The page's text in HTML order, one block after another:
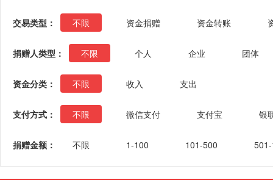
交易类型： 不限 资金捐赠 资金转账
捐赠人类型： 不限 个人 企业 团体
资金分类： 不限 收入 支出
支付方式： 不限 微信支付 支付宝 银
捐赠金额： 不限 1-100 101-500